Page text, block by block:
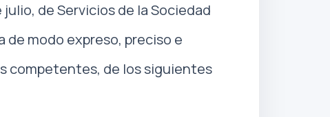
de Servicios de la Sociedad
de modo expreso, preciso e
competentes, de los siguientes